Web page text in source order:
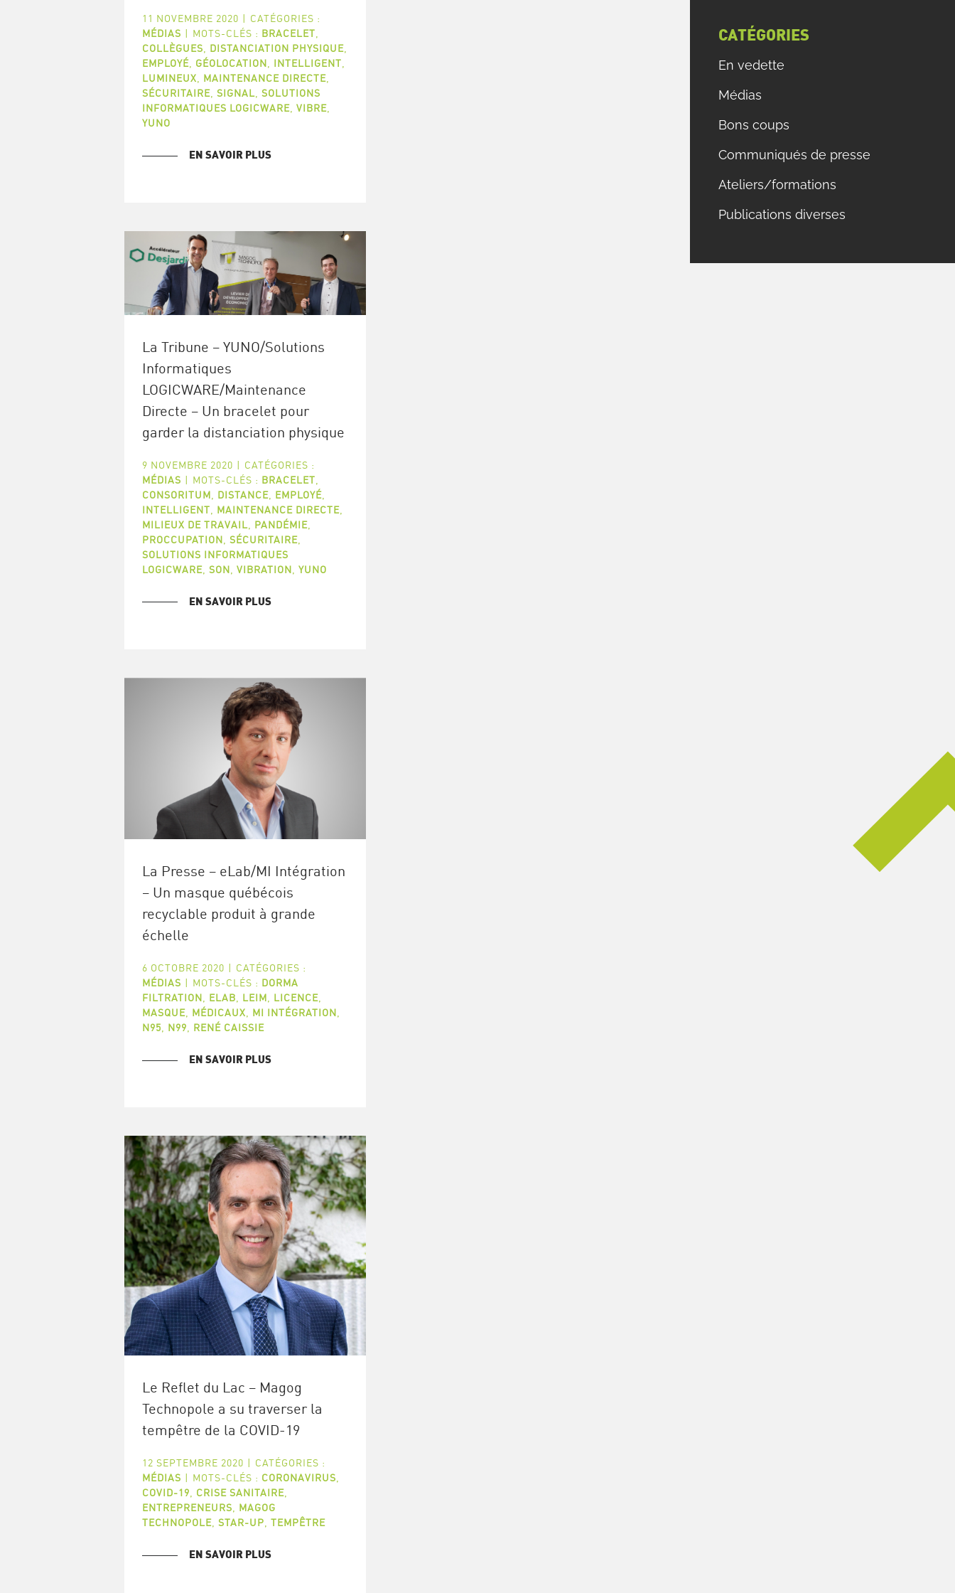
11 NOVEMBRE 2020 | CATÉGORIES :
MÉDIAS | MOTS-CLÉS : BRACELET
COLLÈGUES
DISTANCIATION PHYSIQUE,
EMPLOYÉ, GÉOLOCATION INTELLIGENT
LUMINEUX
MAINTENANCE DIRECTE,
SÉCURITAIRE, SIGNAL SOLUTIONS
INFORMATIQUES LOGICWARE, VIBRE,
YUNO
EN SAVOIR PLUS
La Tribune – YUNO/Solutions
Informatiques
LOGICWARE/Maintenance
Directe – Un bracelet pour
garder la distanciation physique
9 NOVEMBRE 2020 | CATÉGORIES :
MÉDIAS | MOTS-CLÉS : BRACELET
CONSORITUM
DISTANCE, EMPLOYÉ,
INTELLIGENT
MAINTENANCE DIRECTE,
MILIEUX DE TRAVAIL
PANDÉMIE,
PROCCUPATION SÉCURITAIRE,
SOLUTIONS INFORMATIQUES
LOGICWARE, SON VIBRATION YUNO
EN SAVOIR PLUS
La Presse – eLab/MI Intégration
– Un masque québécois
recyclable produit à grande
échelle
6 OCTOBRE 2020 | CATÉGORIES :
MÉDIAS | MOTS-CLÉS : DORMA
FILTRATION
ELAB LEIM LICENCE,
MASQUE, MÉDICAUX MI INTÉGRATION
N95
N99 RENÉ CAISSIE
EN SAVOIR PLUS
Le Reflet du Lac – Magog
Technopole a su traverser la
tempêtre de la COVID-19
12 SEPTEMBRE 2020 | CATÉGORIES :
MÉDIAS | MOTS-CLÉS : CORONAVIRUS
COVID-19
CRISE SANITAIRE,
ENTREPRENEURS
MAGOG
TECHNOPOLE, STAR-UP TEMPÊTRE
EN SAVOIR PLUS
CATÉGORIES
En vedette
Médias
Bons coups
Communiqués de presse
Ateliers/formations
Publications diverses